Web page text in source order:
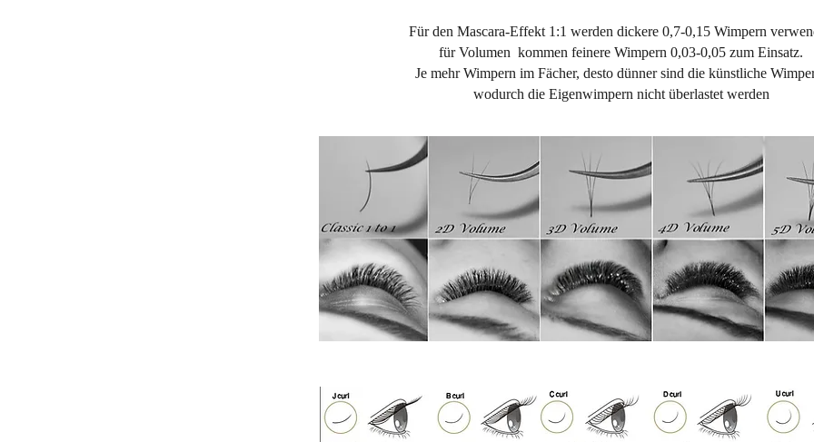
Für den Mascara-Effekt 1:1 werden dickere 0,7-0,15 Wimpern
für Volumen kommen feinere Wimpern 0,03-0,05 zum Einsatz.
Je mehr Wimpern im Fächer, desto dünner sind die künstliche
wodurch die Eigenwimpern nicht überlastet werden